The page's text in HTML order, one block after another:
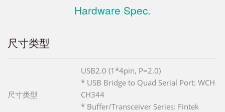
Hardware Spec.
尺寸类型
尺寸类型
USB2.0 (1*4pin, P=2.0)
* USB Bridge to Quad Serial Port: WCH
CH344
* Buffer/Transceiver Series: Fintek